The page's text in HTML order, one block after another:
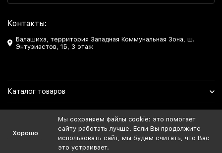
Контакты:
Балашиха, территория Западная Коммунальная Зона, ш.
Энтузиастов, 1Б, 3 этаж
Каталог товаров
Мы в Соцсетях
Хорошо
Мы сохраняем файлы cookie: это помогает
сайту работать лучше. Если Вы продолжите
использовать сайт, мы будем считать, что Вас
это устраивает.